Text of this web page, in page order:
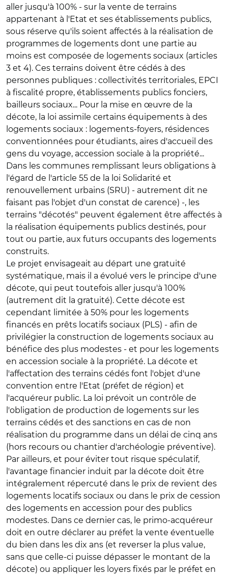
aller jusqu'à 100% - sur la vente de terrains
appartenant à l'Etat et ses établissements publics,
sous réserve qu'ils soient affectés à la réalisation de
programmes de logements dont une partie au
moins est composée de logements sociaux (articles
3 et 4). Ces terrains doivent être cédés à des
personnes publiques : collectivités territoriales, EPCI
à fiscalité propre, établissements publics fonciers,
bailleurs sociaux... Pour la mise en œuvre de la
décote, la loi assimile certains équipements à des
logements sociaux : logements-foyers, résidences
conventionnées pour étudiants, aires d'accueil des
gens du voyage, accession sociale à la propriété...
Dans les communes remplissant leurs obligations à
l'égard de l'article 55 de la loi Solidarité et
renouvellement urbains (SRU) - autrement dit ne
faisant pas l'objet d'un constat de carence) -, les
terrains "décotés" peuvent également être affectés à
la réalisation équipements publics destinés, pour
tout ou partie, aux futurs occupants des logements
construits.
Le projet envisageait au départ une gratuité
systématique, mais il a évolué vers le principe d'une
décote, qui peut toutefois aller jusqu'à 100%
(autrement dit la gratuité). Cette décote est
cependant limitée à 50% pour les logements
financés en prêts locatifs sociaux (PLS) - afin de
privilégier la construction de logements sociaux au
bénéfice des plus modestes - et pour les logements
en accession sociale à la propriété. La décote et
l'affectation des terrains cédés font l'objet d'une
convention entre l'Etat (préfet de région) et
l'acquéreur public. La loi prévoit un contrôle de
l'obligation de production de logements sur les
terrains cédés et des sanctions en cas de non
réalisation du programme dans un délai de cinq ans
(hors recours ou chantier d'archéologie préventive).
Par ailleurs, et pour éviter tout risque spéculatif,
l'avantage financier induit par la décote doit être
intégralement répercuté dans le prix de revient des
logements locatifs sociaux ou dans le prix de cession
des logements en accession pour des publics
modestes. Dans ce dernier cas, le primo-acquéreur
doit en outre déclarer au préfet la vente éventuelle
du bien dans les dix ans (et reverser la plus value,
sans que celle-ci puisse dépasser le montant de la
décote) ou appliquer les loyers fixés par le préfet en